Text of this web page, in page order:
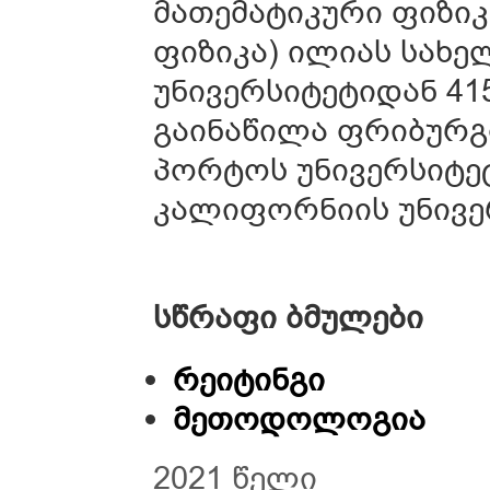
მათემატიკური
ფიზიკა) ილიას
უნივერსიტეტიდან
გაინაწილა
პორტოს
კალიფორნიის
სწრაფი ბმულები
რეიტინგი
მეთოდოლოგია
2021 წელი